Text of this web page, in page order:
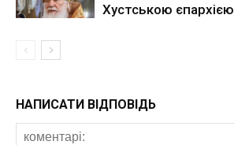
Хустською єпархією
НАПИСАТИ ВІДПОВІДЬ